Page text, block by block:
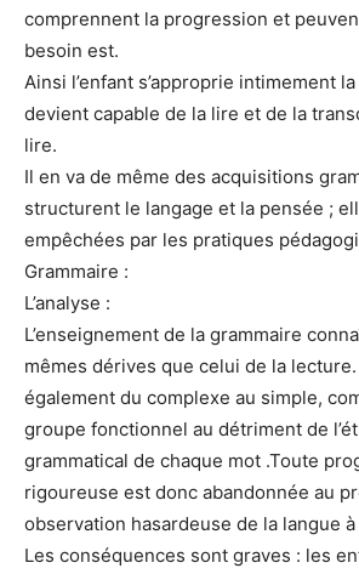
comprennent la progression et
besoin est.
Ainsi l’enfant s’approprie intimement
devient capable de la lire et de la
lire.
Il en va de même des acquisitions
structurent le langage et la pensée ;
empêchées par les pratiques
Grammaire :
L’analyse :
L’enseignement de la grammaire
mêmes dérives que celui de la
également du complexe au simple,
groupe fonctionnel au détriment de
grammatical de chaque mot .Toute
rigoureuse est donc abandonnée au
observation hasardeuse de la langue
Les conséquences sont graves : les